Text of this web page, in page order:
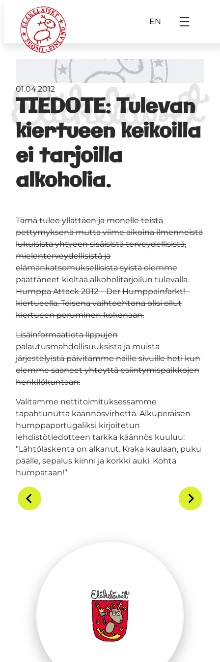
EN
TIEDOTE: Tulevan
kiertueen keikoilla
ei tarjoilla
alkoholia.
01.04.2012
Tämä tulee yllättäen ja monelle teistä
pettymyksenä mutta viime aikoina ilmenneistä
lukuisista yhtyeen sisäisistä terveydellisistä,
mielenterveydellisistä ja
elämänkatsomuksellisista syistä olemme
päättäneet kieltää alkoholitarjoilun tulevalla
Humppa Attack 2012 – Der Humppainfarkt! -
kiertueella. Toisena vaihtoehtona olisi ollut
kiertueen peruminen kokonaan.
Lisäinformaatiota lippujen
palautusmahdollisuuksista ja muista
järjestelyistä päivitämme näille sivuille heti kun
olemme saaneet yhteyttä esiintymispaikkojen
henkilökuntaan.
Valitamme nettitoimituksessamme
tapahtunutta käännösvirhettä. Alkuperäisen
humppaportugaliksi kirjoitetun
lehdistötiedotteen tarkka käännös kuuluu:
”Lähtölaskenta on alkanut. Kraka kaulaan, puku
päälle, sepalus kiinni ja korkki auki. Kohta
humpataan!”